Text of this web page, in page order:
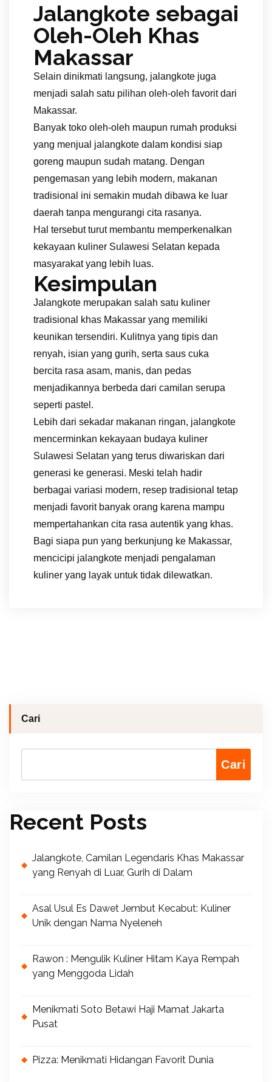
Jalangkote sebagai
Oleh-Oleh Khas
Makassar
Selain dinikmati langsung, jalangkote juga
menjadi salah satu pilihan oleh-oleh favorit dari
Makassar.
Banyak toko oleh-oleh maupun rumah produksi
yang menjual jalangkote dalam kondisi siap
goreng maupun sudah matang. Dengan
pengemasan yang lebih modern, makanan
tradisional ini semakin mudah dibawa ke luar
daerah tanpa mengurangi cita rasanya.
Hal tersebut turut membantu memperkenalkan
kekayaan kuliner Sulawesi Selatan kepada
masyarakat yang lebih luas.
Kesimpulan
Jalangkote merupakan salah satu kuliner
tradisional khas Makassar yang memiliki
keunikan tersendiri. Kulitnya yang tipis dan
renyah, isian yang gurih, serta saus cuka
bercita rasa asam, manis, dan pedas
menjadikannya berbeda dari camilan serupa
seperti pastel.
Lebih dari sekadar makanan ringan, jalangkote
mencerminkan kekayaan budaya kuliner
Sulawesi Selatan yang terus diwariskan dari
generasi ke generasi. Meski telah hadir
berbagai variasi modern, resep tradisional tetap
menjadi favorit banyak orang karena mampu
mempertahankan cita rasa autentik yang khas.
Bagi siapa pun yang berkunjung ke Makassar,
mencicipi jalangkote menjadi pengalaman
kuliner yang layak untuk tidak dilewatkan.
Cari
Cari
Recent Posts
Jalangkote, Camilan Legendaris Khas Makassar
yang Renyah di Luar, Gurih di Dalam
Asal Usul Es Dawet Jembut Kecabut: Kuliner
Unik dengan Nama Nyeleneh
Rawon : Mengulik Kuliner Hitam Kaya Rempah
yang Menggoda Lidah
Menikmati Soto Betawi Haji Mamat Jakarta
Pusat
Pizza: Menikmati Hidangan Favorit Dunia